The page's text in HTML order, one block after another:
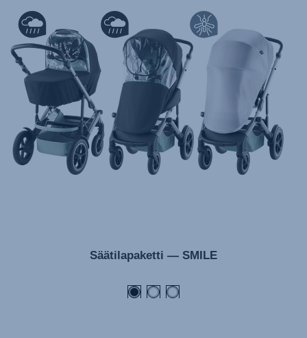
Instrucciones del usuario (Español)
Manual de instruções (Português)
Istruzioni per l’uso (Italiano)
Инструкция пользователя (Русский язык)
Instrukcja użytkownika (Język polski)
Návod na použitie (Slovenský jazyk)
Инструкция за ползване (Български език)
Upute za uporabu (Hrvatski jezik)
Kasutusjuhend (Eesti keel)
Käyttöohjeet (Suomi)
Säätilapaketti — SMILE